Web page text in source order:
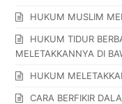
HUKUM MUSLIM
HUKUM TIDUR
MELETAKKANNYA DI
HUKUM
CARA BERFIKIR